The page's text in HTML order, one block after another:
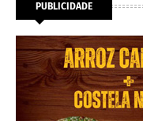
PUBLICIDADE